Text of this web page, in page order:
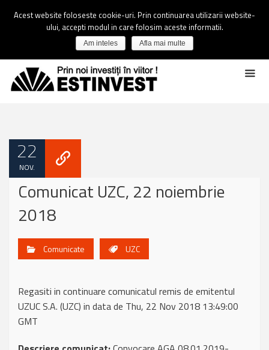
22
NOV.
Comunicat UZC, 22 noiembrie
2018
Comunicate UZC
Regasiti in continuare comunicatul remis de emitentul
UZUC S.A. (UZC) in data de Thu, 22 Nov 2018 13:49:00
GMT
Acest website foloseste cookie-uri. Prin continuarea utilizarii website-
ului, accepti modul in care folosim aceste informatii.
Am inteles Afla mai multe